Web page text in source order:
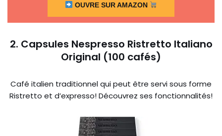
OUVRE SUR AMAZON
2. Capsules Nespresso Ristretto Italiano
Original (100 cafés)
Café italien traditionnel qui peut être servi sous forme
Ristretto et d’expresso! Découvrez ses fonctionnalités!